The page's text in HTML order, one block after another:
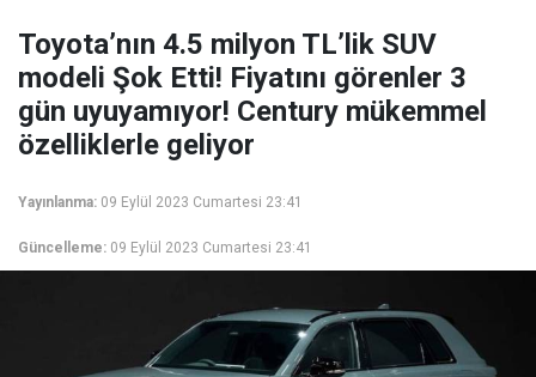
Toyota’nın 4.5 milyon TL’lik SUV
modeli Şok Etti! Fiyatını görenler 3
gün uyuyamıyor! Century mükemmel
özelliklerle geliyor
Yayınlanma: 09 Eylül 2023 Cumartesi 23:41
Güncelleme: 09 Eylül 2023 Cumartesi 23:41